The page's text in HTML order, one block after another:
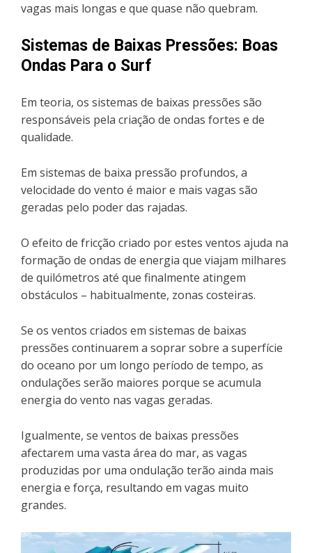
vagas mais longas e que quase não quebram.
Sistemas de Baixas Pressões: Boas
Ondas Para o Surf
Em teoria, os sistemas de baixas pressões são
responsáveis pela criação de ondas fortes e de
qualidade.
Em sistemas de baixa pressão profundos, a
velocidade do vento é maior e mais vagas são
geradas pelo poder das rajadas.
O efeito de fricção criado por estes ventos ajuda na
formação de ondas de energia que viajam milhares
de quilómetros até que finalmente atingem
obstáculos – habitualmente, zonas costeiras.
Se os ventos criados em sistemas de baixas
pressões continuarem a soprar sobre a superfície
do oceano por um longo período de tempo, as
ondulações serão maiores porque se acumula
energia do vento nas vagas geradas.
Igualmente, se ventos de baixas pressões
afectarem uma vasta área do mar, as vagas
produzidas por uma ondulação terão ainda mais
energia e força, resultando em vagas muito
grandes.